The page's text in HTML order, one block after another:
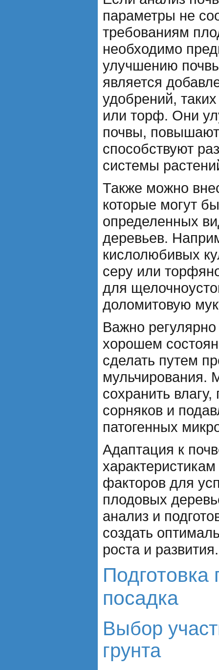
параметры не
требованиям
необходимо
улучшению
является
удобрений,
или торф. Они
почвы,
способствуют
системы
Также можно
которые могут
определенных
деревьев.
кислолюбивых
серу или
для
доломитовую
Важно
хорошем
сделать путем
мульчирования.
сохранить
сорняков и
патогенных
Адаптация к
факторов для
плодовых
анализ и
создать
роста и развития.
Подготовка
посадка
Выбор
грунта